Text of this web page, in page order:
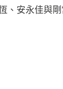
、安永佳與